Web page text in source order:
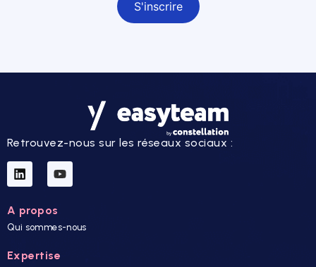
Retrouvez-nous sur les réseaux sociaux :
A propos
Qui sommes-nous
Expertise